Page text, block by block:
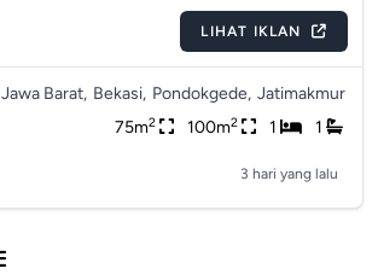
LIHAT IKLAN
Jawa Barat, Bekasi, Pondokgede, Jatimakmur
75m2 100m2 1 1
3 hari yang lalu